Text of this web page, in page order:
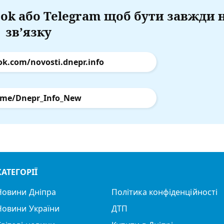
або Telegram щоб бути завжди
зв’язку
novosti.dnepr.info
Dnepr_Info_New
Дніпра
України
Політика конфіденційності
ДТП